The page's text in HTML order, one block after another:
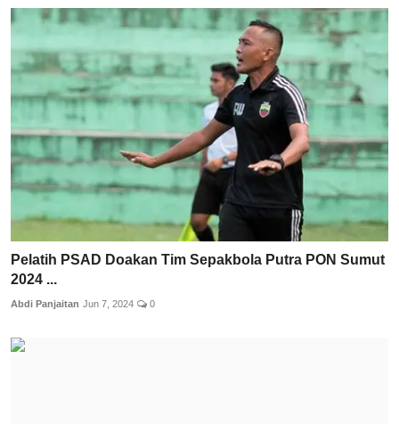
Pelatih PSAD Doakan Tim Sepakbola Putra PON Sumut
2024 ...
Abdi Panjaitan Jun 7, 2024 0